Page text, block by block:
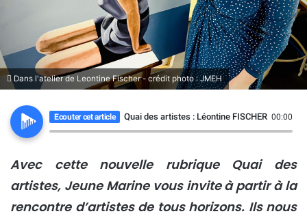
Dans l'atelier de Leontine Fischer - crédit photo : JMEH
Ecouter cet article Quai des artistes : Léontine FISCHER, entre
00:00
Avec cette nouvelle rubrique Quai des
artistes, Jeune Marine vous invite à partir à la
rencontre d’artistes de tous horizons. Ils nous